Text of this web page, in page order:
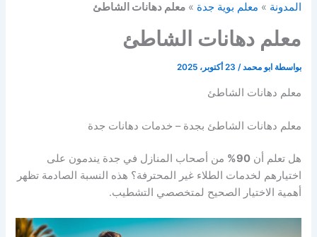
المدونة » معلم بوية جدة »معلم دهانات الشاطئ
معلم دهانات الشاطئ
بواسطة ابو محمد/ 23 أكتوبر، 2025
معلم دهانات الشاطئ
معلم دهانات الشاطئ بجدة – خدمات دهانات جدة
هل تعلم أن90%
من أصحاب المنازل في جدة يندمون على
اختيارهم لخدمات الطلاء غير المحترفة؟ هذه النسبة الصادمة تظهر
أهمية الاختيار الصحيح لمتخصصي التشطيب.